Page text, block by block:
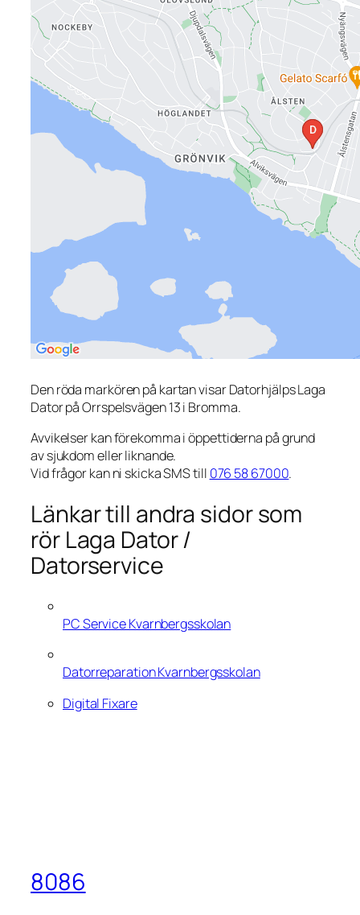
Den röda markören på kartan visar Datorhjälps Laga
Dator på Orrspelsvägen 13 i Bromma.
Avvikelser kan förekomma i öppettiderna på grund
av sjukdom eller liknande.
Vid frågor kan ni skicka SMS till 076 58 67000.
Länkar till andra sidor som
rör Laga Dator /
Datorservice
PC Service Kvarnbergsskolan
Datorreparation Kvarnbergsskolan
Digital Fixare
8086